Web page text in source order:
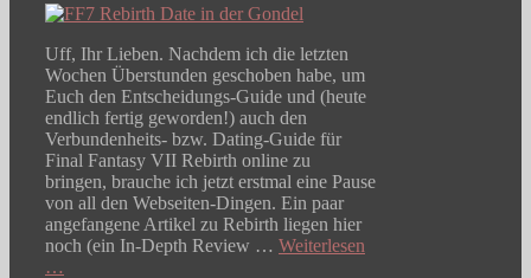
Uff, Ihr Lieben. Nachdem ich die letzten
Wochen Überstunden geschoben habe, um
Euch den Entscheidungs-Guide und (heute
endlich fertig geworden!) auch den
Verbundenheits- bzw. Dating-Guide für
Final Fantasy VII Rebirth online zu
bringen, brauche ich jetzt erstmal eine Pause
von all den Webseiten-Dingen. Ein paar
angefangene Artikel zu Rebirth liegen hier
noch (ein In-Depth Review … Weiterlesen
…